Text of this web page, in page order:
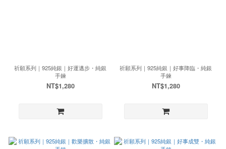
祈願系列｜925純銀｜好運邁步・純銀
手鍊
NT$1,280
祈願系列｜925純銀｜好事降臨・純銀
手鍊
NT$1,280